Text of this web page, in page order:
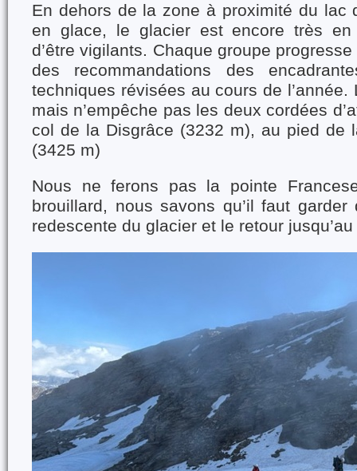
En dehors de la zone à proximité du lac
en glace, le glacier est encore très
d’être vigilants. Chaque groupe
des recommandations des
techniques révisées au cours de
mais n’empêche pas les deux cordées
col de la Disgrâce (3232 m), au pied de
(3425 m)
Nous ne ferons pas la pointe
brouillard, nous savons qu’il faut garder
redescente du glacier et le retour